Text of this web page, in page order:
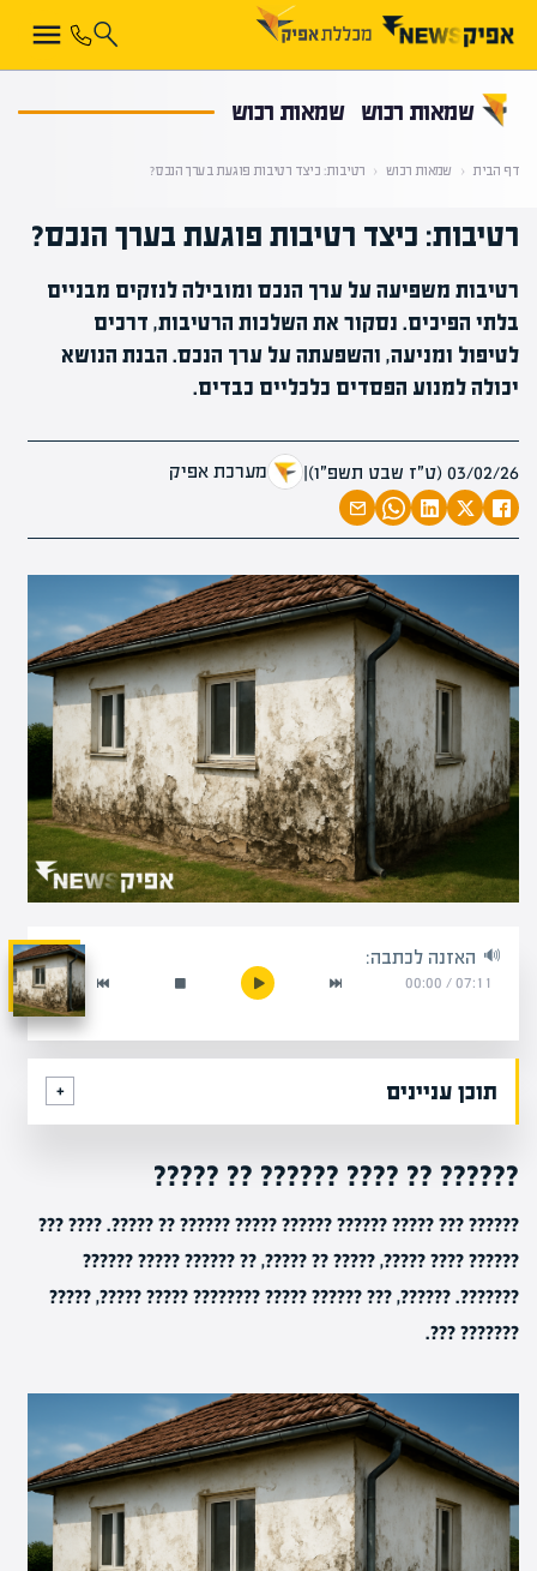
שמאות רכוש שמאות רכוש
דף הבית ‹ שמאות רכוש ‹ רטיבות: כיצד רטיבות פוגעת בערך הנכס?
רטיבות: כיצד רטיבות פוגעת בערך הנכס?
רטיבות משפיעה על ערך הנכס ומובילה לנזקים מבניים
בלתי הפיכים. נסקור את השלכות הרטיבות, דרכים
לטיפול ומניעה, והשפעתה על ערך הנכס. הבנת הנושא
יכולה למנוע הפסדים כלכליים כבדים.
03/02/26 (ט״ז שבט תשפ״ו) | מערכת אפיק
האזנה לכתבה:
07:11
/
00:00
תוכן עניינים
?????? ?? ???? ?????? ?? ?????
?????? ??? ????? ?????? ?????? ????? ?????? ?? ?????. ???? ???
?????? ???? ?????, ????? ?? ?????, ?? ?????? ????? ??????
???????. ??????, ??? ?????? ????? ???????? ????? ?????, ?????
??????? ???.